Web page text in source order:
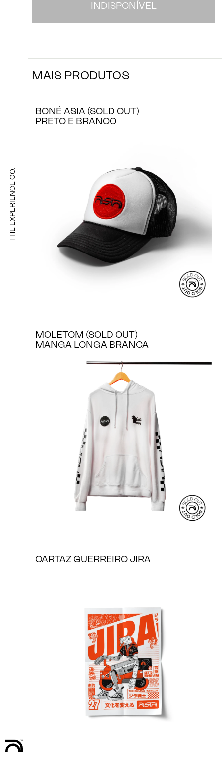
THE EXPERIENCE CO.
CULTURA
SIGA NOS
IDIOMA
HELLO@ASIAXP.CO
TELEFONE
INDISPONÍVEL
MAIS PRODUTOS
BONÉ ASIA (SOLD OUT)
PRETO E BRANCO
MOLETOM (SOLD OUT)
MANGA LONGA BRANCA
CARTAZ GUERREIRO JIRA